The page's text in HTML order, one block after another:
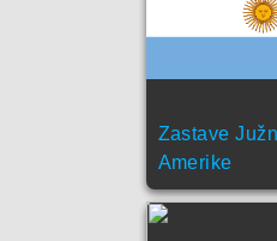
Zastave
Amerike